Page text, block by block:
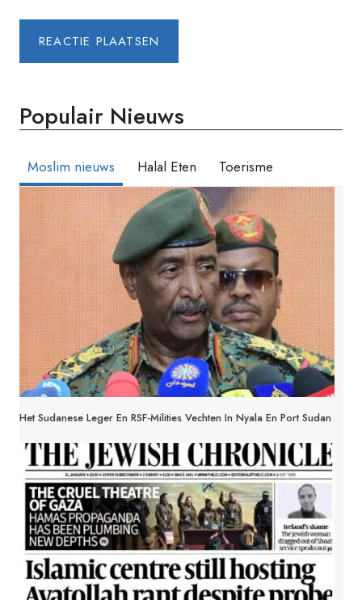
Populair Nieuws
Moslim nieuws Halal Eten Toerisme
Het Sudanese Leger En RSF-Milities Vechten In Nyala En Port Sudan